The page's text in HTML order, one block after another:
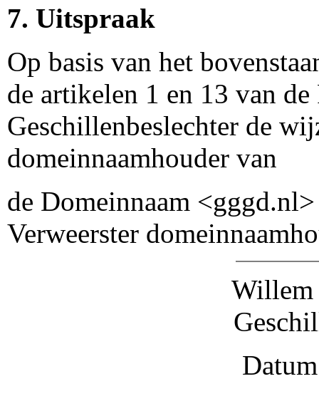
7. Uitspraak
Op basis van het
de artikelen 1 en 13 van
Geschillenbeslechter de
domeinnaamhouder van
de Domeinnaam
Verweerster
Willem